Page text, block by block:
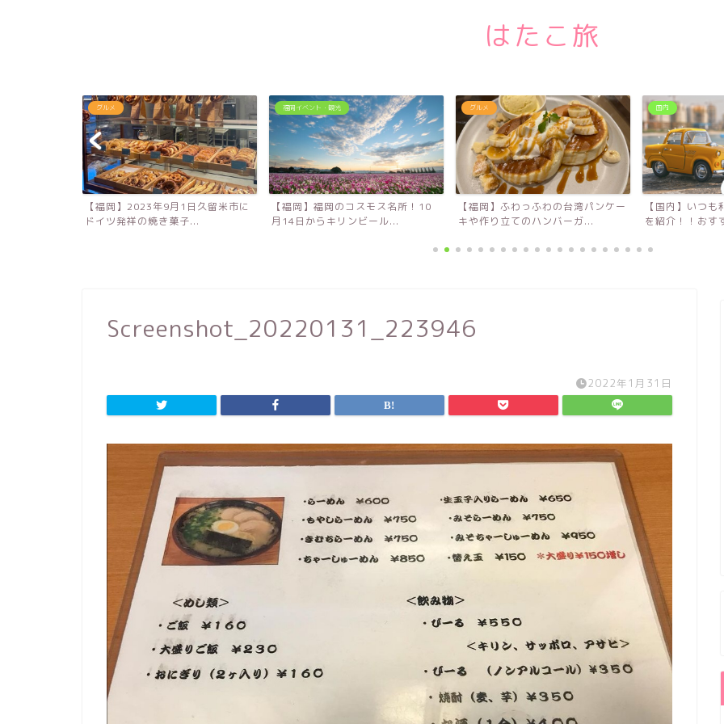
はたこ旅
グルメ
【福岡】2023年9月1日久留米市に
ドイツ発祥の焼き菓子...
福岡イベント・観光
【福岡】福岡のコスモス名所！10
月14日からキリンビール...
グルメ
【福岡】ふわっふわの台湾パンケー
キや作り立てのハンバーガ...
国内
【国内】いつ
を紹介！！おす
Screenshot_20220131_223946
2022年1月31日